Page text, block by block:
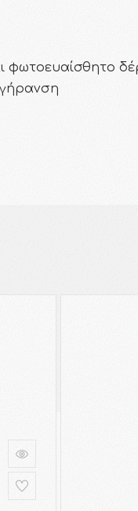
φωτοευαίσθητο